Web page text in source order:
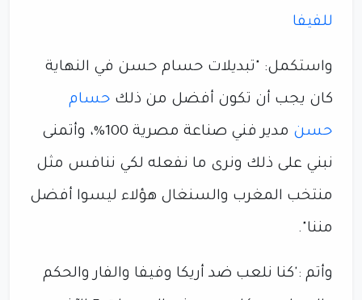
للفيفا
واستكمل: "تبديلات حسام حسن في النهاية
كان يجب أن تكون أفضل من ذلك حسام
حسن
مدير فني صناعة مصرية 100%، وأتمنى
نبني على ذلك ونرى ما نفعله لكي ننافس مثل
منتخب المغرب والسنغال هؤلاء ليسوا أفضل
مننا".
وأتم :'كنا نلعب ضد أريكا وفيفا والفار والحكم